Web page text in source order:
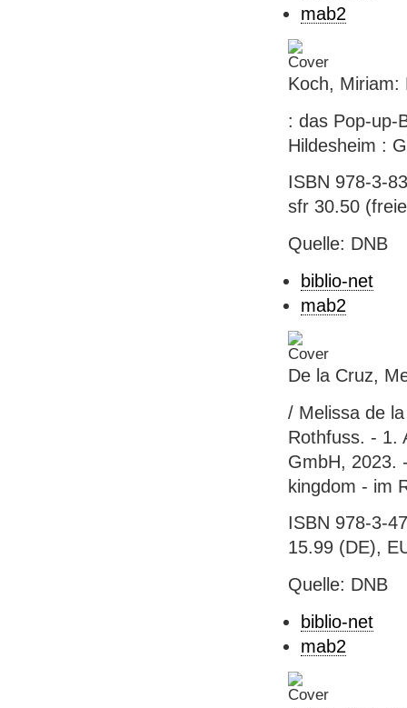
mab2
Koch, Miriam:
: das Pop-up-
Hildesheim :
ISBN 978-3-
sfr 30.50
Quelle: DNB
biblio-net
mab2
De la Cruz,
/ Melissa de
Rothfuss. - 1.
GmbH, 2023.
kingdom - im
ISBN 978-3-
15.99 (DE),
Quelle: DNB
biblio-net
mab2